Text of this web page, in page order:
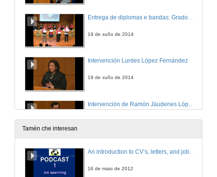
19 de xuño de 2014
Intervención Lurdes López Fernández
19 de xuño de 2014
19 de xuño de 2014
Tamén che interesan
An introduction to CV’s, letters, and job searching
16 de maio de 2012